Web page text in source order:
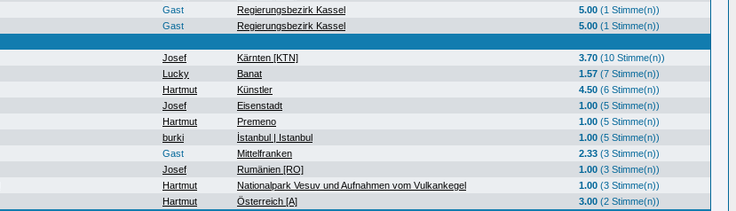
Gast Regierungsbezirk Kassel 5.00 (1 Stimme(n))
Gast Regierungsbezirk Kassel 5.00 (1 Stimme(n))
Josef Kärnten [KTN] 3.70 (10 Stimme(n))
Lucky Banat 1.57 (7 Stimme(n))
Hartmut Künstler 4.50 (6 Stimme(n))
Josef Eisenstadt 1.00 (5 Stimme(n))
Hartmut Premeno 1.00 (5 Stimme(n))
burki İstanbul | Istanbul 1.00 (5 Stimme(n))
Gast Mittelfranken 2.33 (3 Stimme(n))
Josef Rumänien [RO] 1.00 (3 Stimme(n))
Hartmut Nationalpark Vesuv und Aufnahmen vom Vulkankegel 1.00 (3 Stimme(n))
Hartmut Österreich [A] 3.00 (2 Stimme(n))